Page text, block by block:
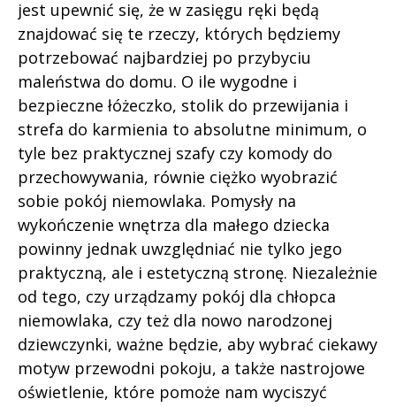
jest upewnić się, że w zasięgu ręki będą
znajdować się te rzeczy, których będziemy
potrzebować najbardziej po przybyciu
maleństwa do domu. O ile wygodne i
bezpieczne łóżeczko, stolik do przewijania i
strefa do karmienia to absolutne minimum, o
tyle bez praktycznej szafy czy komody do
przechowywania, równie ciężko wyobrazić
sobie pokój niemowlaka. Pomysły na
wykończenie wnętrza dla małego dziecka
powinny jednak uwzględniać nie tylko jego
praktyczną, ale i estetyczną stronę. Niezależnie
od tego, czy urządzamy pokój dla chłopca
niemowlaka, czy też dla nowo narodzonej
dziewczynki, ważne będzie, aby wybrać ciekawy
motyw przewodni pokoju, a także nastrojowe
oświetlenie, które pomoże nam wyciszyć